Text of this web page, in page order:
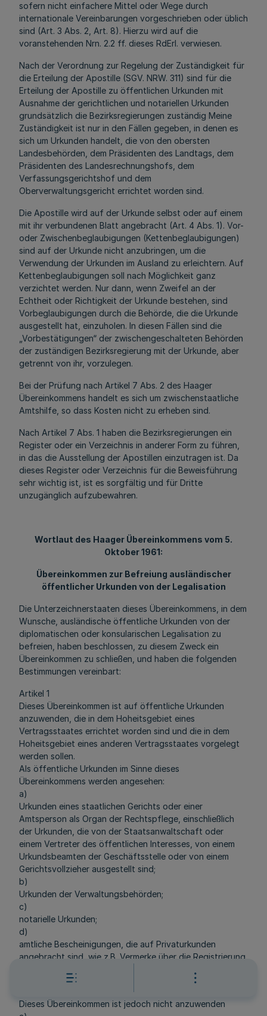
sofern nicht einfachere Mittel oder Wege durch
internationale Vereinbarungen vorgeschrieben oder üblich
sind (Art. 3 Abs. 2, Art. 8). Hierzu wird auf die
voranstehenden Nrn. 2.2 ff. dieses RdErl. verwiesen.
Nach der Verordnung zur Regelung der Zuständigkeit für
die Erteilung der Apostille (SGV. NRW. 311) sind für die
Erteilung der Apostille zu öffentlichen Urkunden mit
Ausnahme der gerichtlichen und notariellen Urkunden
grundsätzlich die Bezirksregierungen zuständig Meine
Zuständigkeit ist nur in den Fällen gegeben, in denen es
sich um Urkunden handelt, die von den obersten
Landesbehörden, dem Präsidenten des Landtags, dem
Präsidenten des Landesrechnungshofs, dem
Verfassungsgerichtshof und dem
Oberverwaltungsgericht errichtet worden sind.
Die Apostille wird auf der Urkunde selbst oder auf einem
mit ihr verbundenen Blatt angebracht (Art. 4 Abs. 1). Vor-
oder Zwischenbeglaubigungen (Kettenbeglaubigungen)
sind auf der Urkunde nicht anzubringen, um die
Verwendung der Urkunden im Ausland zu erleichtern. Auf
Kettenbeglaubigungen soll nach Möglichkeit ganz
verzichtet werden. Nur dann, wenn Zweifel an der
Echtheit oder Richtigkeit der Urkunde bestehen, sind
Vorbeglaubigungen durch die Behörde, die die Urkunde
ausgestellt hat, einzuholen. In diesen Fällen sind die
„Vorbestätigungen“ der zwischengeschalteten Behörden
der zuständigen Bezirksregierung mit der Urkunde, aber
getrennt von ihr, vorzulegen.
Bei der Prüfung nach Artikel 7 Abs. 2 des Haager
Übereinkommens handelt es sich um zwischenstaatliche
Amtshilfe, so dass Kosten nicht zu erheben sind.
Nach Artikel 7 Abs. 1 haben die Bezirksregierungen ein
Register oder ein Verzeichnis in anderer Form zu führen,
in das die Ausstellung der Apostillen einzutragen ist. Da
dieses Register oder Verzeichnis für die Beweisführung
sehr wichtig ist, ist es sorgfältig und für Dritte
unzugänglich aufzubewahren.
Wortlaut des Haager Übereinkommens vom 5.
Oktober 1961:
Übereinkommen zur Befreiung ausländischer
öffentlicher Urkunden von der Legalisation
Die Unterzeichnerstaaten dieses Übereinkommens, in dem
Wunsche, ausländische öffentliche Urkunden von der
diplomatischen oder konsularischen Legalisation zu
befreien, haben beschlossen, zu diesem Zweck ein
Übereinkommen zu schließen, und haben die folgenden
Bestimmungen vereinbart:
Artikel 1
Dieses Übereinkommen ist auf öffentliche Urkunden
anzuwenden, die in dem Hoheitsgebiet eines
Vertragsstaates errichtet worden sind und die in dem
Hoheitsgebiet eines anderen Vertragsstaates vorgelegt
werden sollen.
Als öffentliche Urkunden im Sinne dieses
Übereinkommens werden angesehen:
a)
Urkunden eines staatlichen Gerichts oder einer
Amtsperson als Organ der Rechtspflege, einschließlich
der Urkunden, die von der Staatsanwaltschaft oder
einem Vertreter des öffentlichen Interesses, von einem
Urkundsbeamten der Geschäftsstelle oder von einem
Gerichtsvollzieher ausgestellt sind;
b)
Urkunden der Verwaltungsbehörden;
c)
notarielle Urkunden;
d)
amtliche Bescheinigungen, die auf Privaturkunden
angebracht sind, wie z.B. Vermerke über die Registrierung,
Zeitpunktes und Beglaubigungen von Unterschriften.
Dieses Übereinkommen ist jedoch nicht anzuwenden